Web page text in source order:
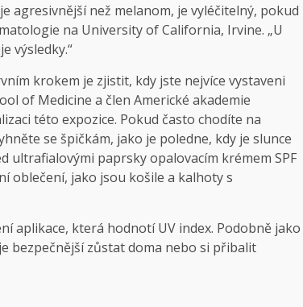
agresivnější než melanom, je vyléčitelný, pokud
na University of California, Irvine. „U
výsledky.“
krokem je zjistit, kdy jste nejvíce vystaveni
of Medicine a člen Americké akademie
této expozice. Pokud často chodíte na
se špičkám, jako je poledne, kdy je slunce
ultrafialovými paprsky opalovacím krémem SPF
oblečení, jako jsou košile a kalhoty s
aplikace, která hodnotí UV index. Podobně jako
bezpečnější zůstat doma nebo si přibalit